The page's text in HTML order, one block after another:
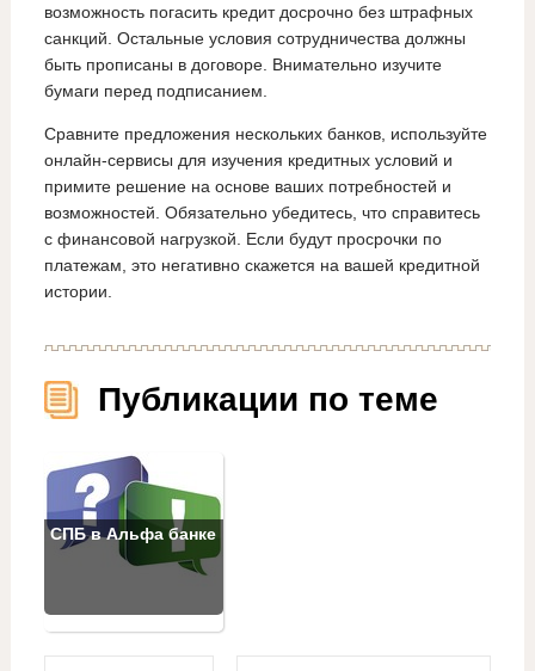
возможность погасить кредит досрочно без штрафных
санкций. Остальные условия сотрудничества должны
быть прописаны в договоре. Внимательно изучите
бумаги перед подписанием.
Сравните предложения нескольких банков, используйте
онлайн-сервисы для изучения кредитных условий и
примите решение на основе ваших потребностей и
возможностей. Обязательно убедитесь, что справитесь
с финансовой нагрузкой. Если будут просрочки по
платежам, это негативно скажется на вашей кредитной
истории.
Публикации по теме
СПБ в Альфа банке